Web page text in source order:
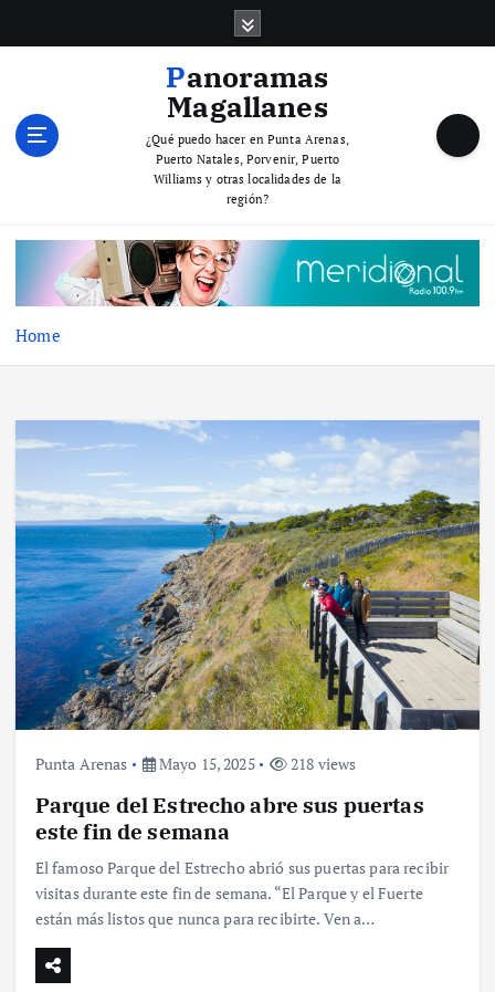
Panoramas
Magallanes
¿Qué puedo hacer en Punta Arenas,
Puerto Natales, Porvenir, Puerto
Williams y otras localidades de la
región?
Home
Punta Arenas Mayo 15, 2025 218 views
Parque del Estrecho abre sus puertas
este fin de semana
El famoso Parque del Estrecho abrió sus puertas para recibir
visitas durante este fin de semana. “El Parque y el Fuerte
están más listos que nunca para recibirte. Ven a…